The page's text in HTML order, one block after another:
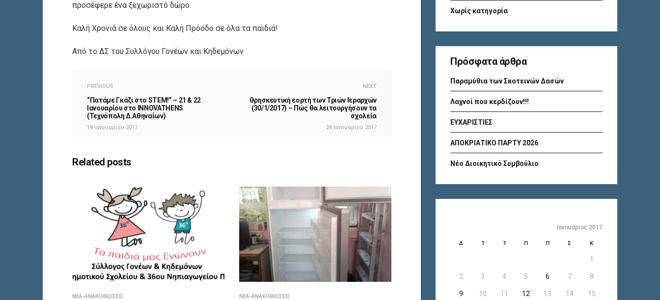
προσέφερε ένα ξεχωριστό δώρο.
Καλή Χρονιά σε όλους και Καλή Πρόοδο σε όλα τα παιδιά!
Από το ΔΣ του Συλλόγου Γονέων και Κηδεμόνων
PREVIOUS
“Πατάμε Γκάζι στο STEM!” – 21 & 22
Ιανουαρίου στο INNOVATHENS
(Τεχνόπολη Δ.Αθηναίων)
18 Ιανουαρίου 2017
NEXT
Θρησκευτική εορτή των Τριών Ιεραρχών
(30/1/2017) – Πώς θα λειτουργήσουν τα
σχολεία
24 Ιανουαρίου 2017
Related posts
ΝΈΑ-ΑΝΑΚΟΙΝΏΣΕΙΣ ΝΈΑ-ΑΝΑΚΟΙΝΏΣΕΙΣ
Χωρίς κατηγορία
Πρόσφατα άρθρα
Παραμύθια των Σκοτεινών Δασών
Λαχνοί που κερδίζουν!!!
ΕΥΧΑΡΙΣΤΙΕΣ
ΑΠΟΚΡΙΑΤΙΚΟ ΠΑΡΤΥ 2026
Νέο Διοικητικό Συμβούλιο
Ιανουάριος 2017
Δ Τ Τ Π Π Σ Κ
1
2 3 4 5 6 7 8
9 10 11 12 13 14 15